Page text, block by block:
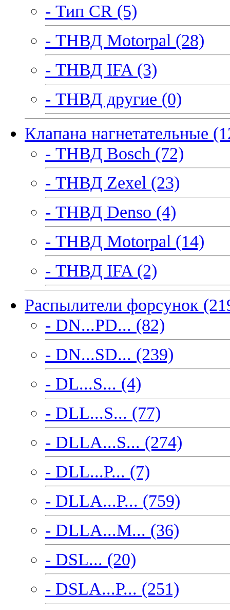
- Тип CR (5)
- ТНВД Motorpal (28)
- ТНВД IFA (3)
- ТНВД другие (0)
Клапана нагнетательные
- ТНВД Bosch (72)
- ТНВД Zexel (23)
- ТНВД Denso (4)
- ТНВД Motorpal (14)
- ТНВД IFA (2)
Распылители форсунок
- DN...PD... (82)
- DN...SD... (239)
- DL...S... (4)
- DLL...S... (77)
- DLLA...S... (274)
- DLL...P... (7)
- DLLA...P... (759)
- DLLA...M... (36)
- DSL... (20)
- DSLA...P... (251)